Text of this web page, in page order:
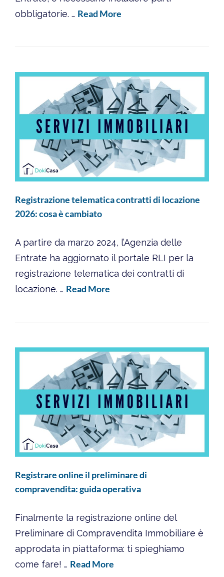
obbligatorie. … Read More
Registrazione telematica contratti di locazione
2026: cosa è cambiato
A partire da marzo 2024, l’Agenzia delle
Entrate ha aggiornato il portale RLI per la
registrazione telematica dei contratti di
locazione. … Read More
Registrare online il preliminare di
compravendita: guida operativa
Finalmente la registrazione online del
Preliminare di Compravendita Immobiliare è
approdata in piattaforma: ti spieghiamo
come fare! … Read More